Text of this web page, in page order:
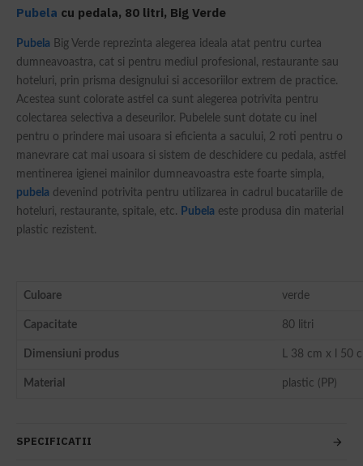
Pubela cu pedala, 80 litri, Big Verde
Pubela Big Verde reprezinta alegerea ideala atat pentru curtea
dumneavoastra, cat si pentru mediul profesional, restaurante sau
hoteluri, prin prisma designului si accesoriilor extrem de practice.
Acestea sunt colorate astfel ca sunt alegerea potrivita pentru
colectarea selectiva a deseurilor. Pubelele sunt dotate cu inel
pentru o prindere mai usoara si eficienta a sacului, 2 roti pentru o
manevrare cat mai usoara si sistem de deschidere cu pedala, astfel
mentinerea igienei mainilor dumneavoastra este foarte simpla,
pubela devenind potrivita pentru utilizarea in cadrul bucatariile de
hoteluri, restaurante, spitale, etc. Pubela este produsa din material
plastic rezistent.
Culoare verde
Capacitate 80 litri
Dimensiuni produs L 38 cm x l 50
Material plastic (PP)
SPECIFICATII